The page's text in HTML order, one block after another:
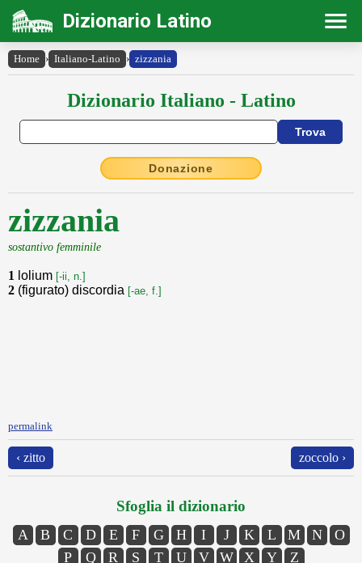
Dizionario Latino
Home › Italiano-Latino › zizzania
Dizionario Italiano - Latino
Donazione
zizzania
sostantivo femminile
1 lolium [-ii, n.]
2 (figurato) discordia [-ae, f.]
permalink
‹ zitto zoccolo ›
Sfoglia il dizionario
A B C D E F G H I J K L M N
O
P
Q R S T U V W X Y Z